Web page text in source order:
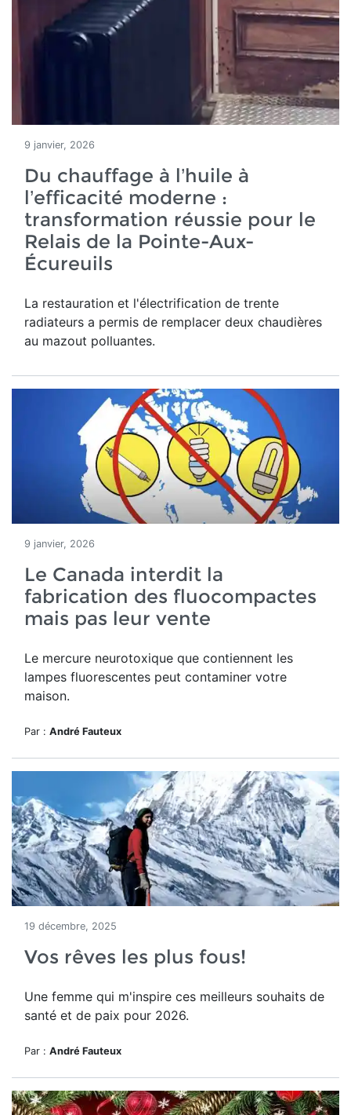
9 janvier, 2026
Du chauffage à l’huile à
l’efficacité moderne :
transformation réussie pour le
Relais de la Pointe-Aux-
Écureuils
La restauration et l'électrification de trente
radiateurs a permis de remplacer deux chaudières
au mazout polluantes.
9 janvier, 2026
Le Canada interdit la
fabrication des fluocompactes
mais pas leur vente
Le mercure neurotoxique que contiennent les
lampes fluorescentes peut contaminer votre
maison.
Par : André Fauteux
19 décembre, 2025
Vos rêves les plus fous!
Une femme qui m'inspire ces meilleurs souhaits de
santé et de paix pour 2026.
Par : André Fauteux